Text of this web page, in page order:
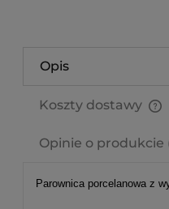
Opis
Koszty dostawy
Opinie o produkcie
Parownica porcelanowa z